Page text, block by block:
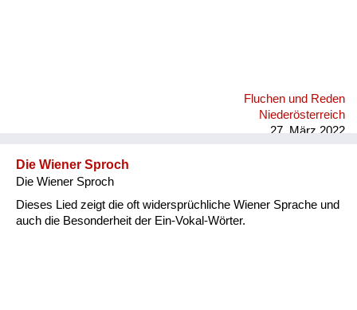
Fluchen und Reden
Niederösterreich
27. März 2022
Die Wiener Sproch
Die Wiener Sproch
Dieses Lied zeigt die oft widersprüchliche Wiener Sprache und
auch die Besonderheit der Ein-Vokal-Wörter.